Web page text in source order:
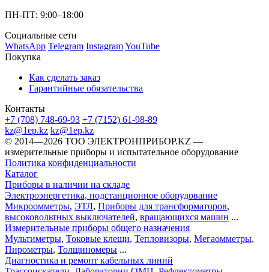
ПН-ПТ: 9:00–18:00
Социальные сети
WhatsApp Telegram InstagramYouTube
Покупка
Как сделать заказ
Гарантийные обязательства
Контакты
+7 (708) 748-69-93 +7 (7152) 61-98-89
kz@1ep.kz kz@1ep.kz
©️ 2014—2026 ТОО ЭЛЕКТРОНПРИБОР.KZ —
измерительные приборы и испытательное оборудование
Политика конфиденциальности
Каталог
Приборы в наличии на складе
Электроэнергетика, подстанционное оборудование
Микроомметры, ЭТЛ, Приборы для трансформаторов,
высоковольтных выключателей, вращающихся машин ...
Измерительные приборы общего назначения
Мультиметры, Токовые клещи, Тепловизоры, Мегаомметры,
Пирометры, Толщиномеры ...
Диагностика и ремонт кабельных линий